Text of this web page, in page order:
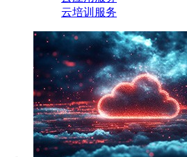
云培训服务